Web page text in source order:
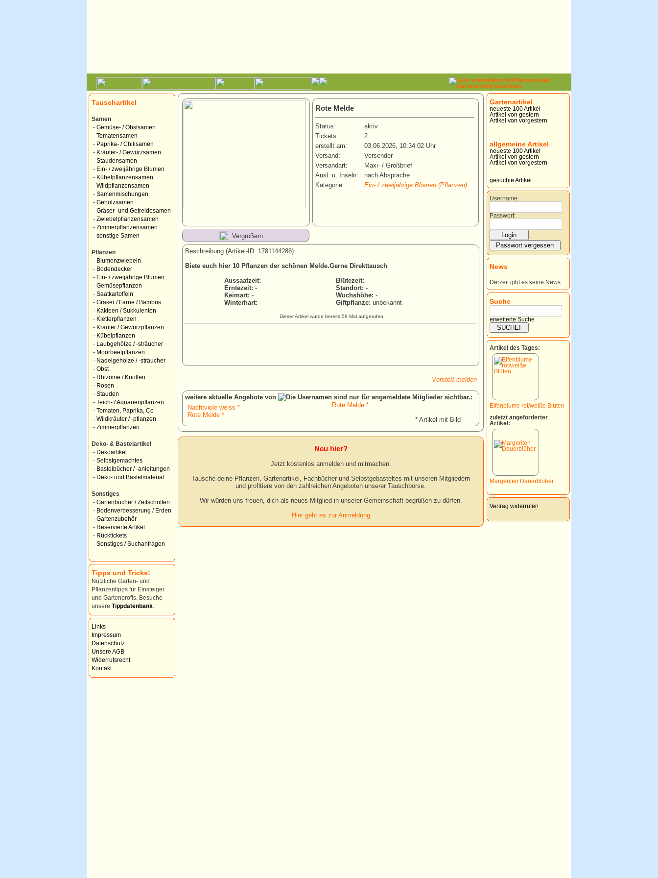
Tauschartikel
Samen
- Gemüse- / Obstsamen
- Tomatensamen
- Paprika- / Chilisamen
- Kräuter- / Gewürzsamen
- Staudensamen
- Ein- / zweijährige Blumen
- Kübelpflanzensamen
- Wildpflanzensamen
- Samenmischungen
- Gehölzsamen
- Gräser- und Getreidesamen
- Zwiebelpflanzensamen
- Zimmerpflanzensamen
- sonstige Samen
Pflanzen
- Blumenzwiebeln
- Bodendecker
- Ein- / zweijährige Blumen
- Gemüsepflanzen
- Saatkartoffeln
- Gräser / Farne / Bambus
- Kakteen / Sukkulenten
- Kletterpflanzen
- Kräuter / Gewürzpflanzen
- Kübelpflanzen
-
Laubgehölze / -sträucher
- Moorbeetpflanzen
- Nadelgehölze / -sträucher
- Obst
- Rhizome / Knollen
- Rosen
- Stauden
- Teich- / Aquarienpflanzen
- Tomaten, Paprika, Co
- Wildkräuter / -pflanzen
- Zimmerpflanzen
Deko- & Bastelartikel
- Dekoartikel
- Selbstgemachtes
- Bastelbücher / -anleitungen
- Deko- und Bastelmaterial
Sonstiges
- Gartenbücher / Zeitschriften
- Bodenverbesserung / Erden
- Gartenzubehör
- Reservierte Artikel
- Rücktickets
- Sonstiges / Suchanfragen
Tipps und Tricks:
Nützliche Garten- und
Pflanzentipps für Einsteiger
und Gartenprofis. Besuche
unsere Tippdatenbank
Links
Impressum
Datenschutz
Unsere AGB
Widerrufsrecht
Kontakt
Rote Melde
Status:
aktiv
Tickets:
2
erstellt am:
03.06.2026, 10:34:02 Uhr
Versand:
Versender
Versandart:
Maxi- / Großbrief
Ausl. u. Inseln:
nach Absprache
Kategorie:
Ein- / zweijährige Blumen (Pflanzen)
Vergrößern
Beschreibung (Artikel-ID: 1781144286):
Biete euch hier 10 Pflanzen der schönen Melde.Gerne Direkttausch
Aussaatzeit: - Blütezeit: -
Erntezeit: - Standort: -
Keimart: - Wuchshöhe: -
Winterhart: - Giftpflanze: unbekannt
Dieser Artikel wurde bereits 59 Mal aufgerufen.
Verstoß melden
weitere aktuelle Angebote von
:
Nachtviole weiss *
Rote Melde *
Rote Melde *
* Artikel mit Bild
Neu hier?
Jetzt kostenlos anmelden und mitmachen.
Tausche deine Pflanzen, Gartenartikel, Fachbücher und Selbstgebasteltes mit unseren Mitgliedern
und profitiere von den zahlreichen Angeboten unserer Tauschbörse.
Wir würden uns freuen, dich als neues Mitglied in unserer Gemeinschaft begrüßen zu dürfen.
Hier geht es zur Anmeldung
Gartenartikel
neueste 100 Artikel
Artikel von gestern
Artikel von vorgestern
allgemeine Artikel
neueste 100 Artikel
Artikel von gestern
Artikel von vorgestern
gesuchte Artikel
Username:
Passwort:
News
Derzeit gibt es keine News
Suche
erweiterte Suche
Artikel des Tages:
Elfenblume rot/weiße Blüten
zuletzt angeforderter
Artikel:
Margeriten Dauerblüher
Vertrag widerrufen